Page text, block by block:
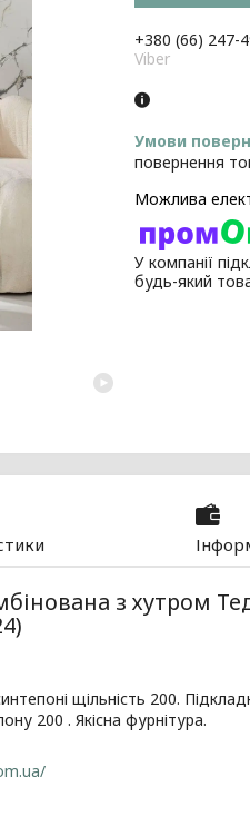
+380 (66) 247-
Viber
повернення
У компанії
будь-який
з хутром
щільність 200.
200 . Якісна фурнітура.